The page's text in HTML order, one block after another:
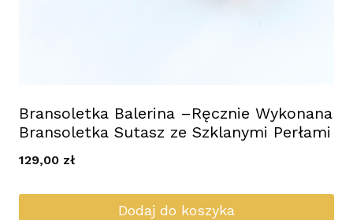
Bransoletka Balerina –Ręcznie Wykonana
Bransoletka Sutasz ze Szklanymi Perłami
129,00 zł
Dodaj do koszyka